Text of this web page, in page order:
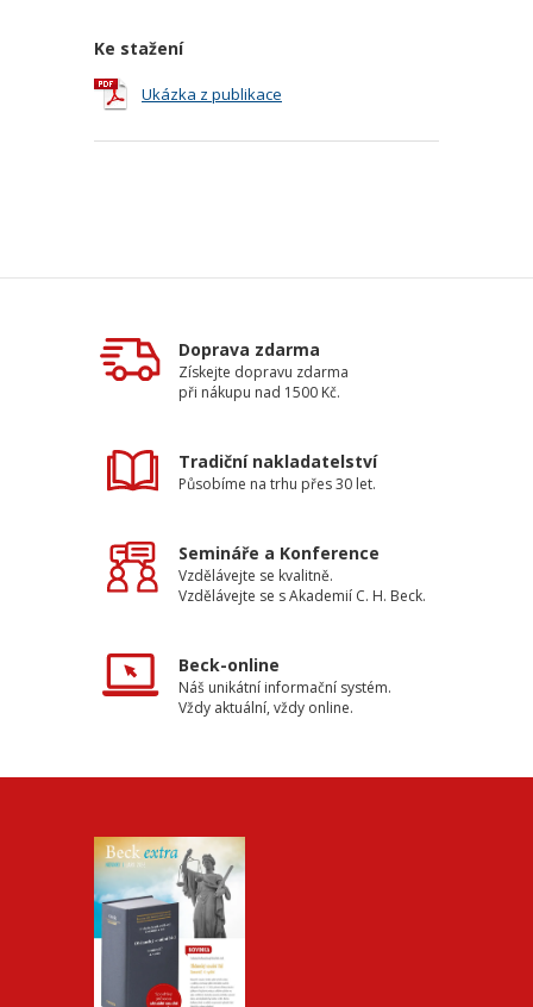
Ke stažení
Ukázka z publikace
Doprava zdarma
Získejte dopravu zdarma
při nákupu nad 1500 Kč.
Tradiční nakladatelství
Působíme na trhu přes 30 let.
Semináře a Konference
Vzdělávejte se kvalitně.
Vzdělávejte se s Akademií C. H. Beck.
Beck-online
Náš unikátní informační systém.
Vždy aktuální, vždy online.